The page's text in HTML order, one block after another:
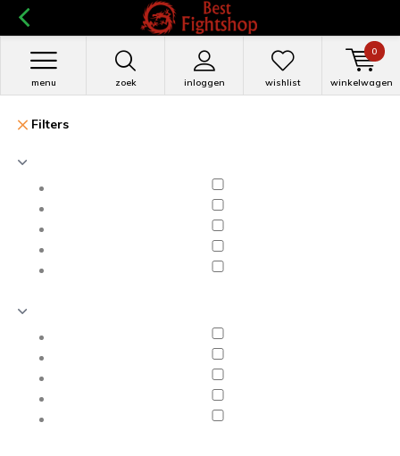
zoek inloggen
menu wishlist winkelwagen
0
Filters